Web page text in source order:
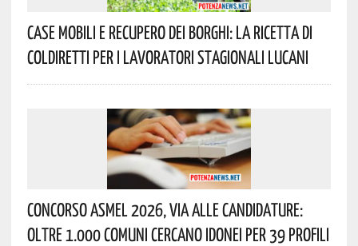
Case Mobili E Recupero Dei Borghi: La Ricetta Di
Coldiretti Per I Lavoratori Stagionali Lucani
Concorso Asmel 2026, Via Alle Candidature:
Oltre 1.000 Comuni Cercano Idonei Per 39 Profili